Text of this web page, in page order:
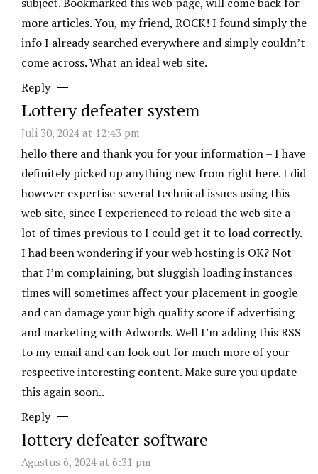
more articles. You, my friend, ROCK! I found simply the
info I already searched everywhere and simply couldn’t
come across. What an ideal web site.
Reply
Lottery defeater system
Juli 30, 2024 at 12:43 pm
hello there and thank you for your information – I have
definitely picked up anything new from right here. I did
however expertise several technical issues using this
web site, since I experienced to reload the web site a
lot of times previous to I could get it to load correctly.
I had been wondering if your web hosting is OK? Not
that I’m complaining, but sluggish loading instances
times will sometimes affect your placement in google
and can damage your high quality score if advertising
and marketing with Adwords. Well I’m adding this RSS
to my email and can look out for much more of your
respective interesting content. Make sure you update
this again soon..
Reply
lottery defeater software
Agustus 6, 2024 at 6:31 pm